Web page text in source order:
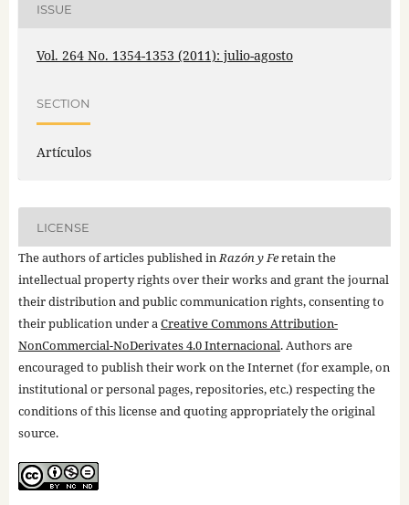
ISSUE
Vol. 264 No. 1354-1353 (2011): julio-agosto
SECTION
Artículos
LICENSE
The authors of articles published inRazón y Feretain the
intellectual property rights over their works and grant the journal
their distribution and public communication rights, consenting to
their publication under aCreative Commons Attribution-
NonCommercial-NoDerivates 4.0 Internacional. Authors are
encouraged to publish their work on the Internet (for example, on
institutional or personal pages, repositories, etc.) respecting the
conditions of this license and quoting appropriately the original
source.